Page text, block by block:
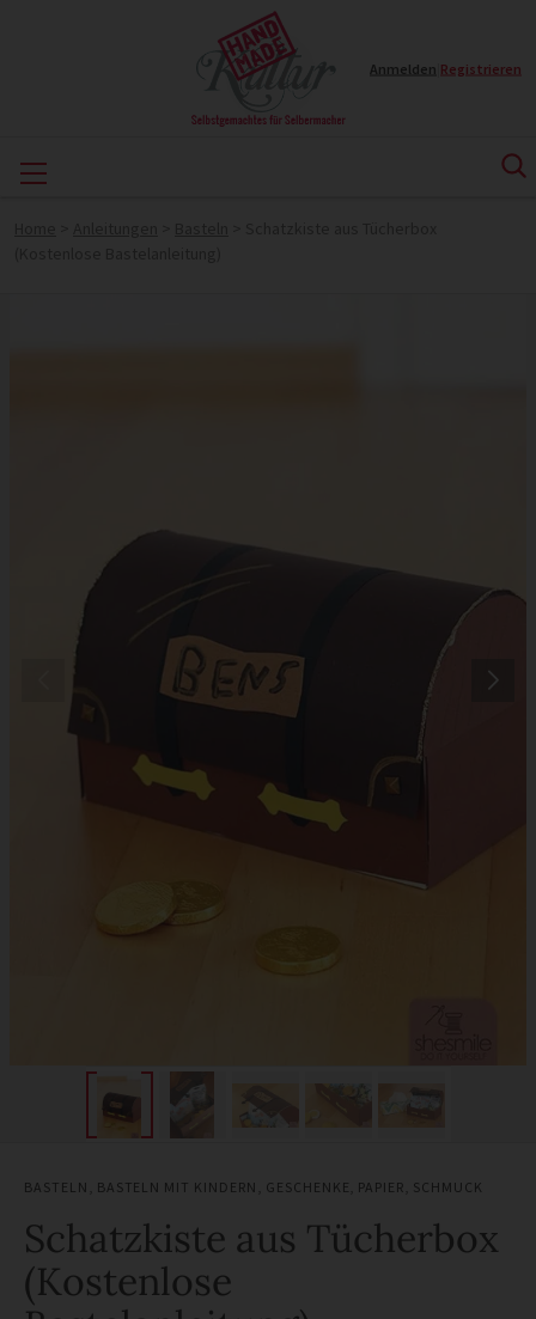
Anmelden Registrieren
BASTELN BASTELN MIT KINDERN GESCHENKE PAPIER SCHMUCK
Schatzkiste aus Tücherbox
(Kostenlose